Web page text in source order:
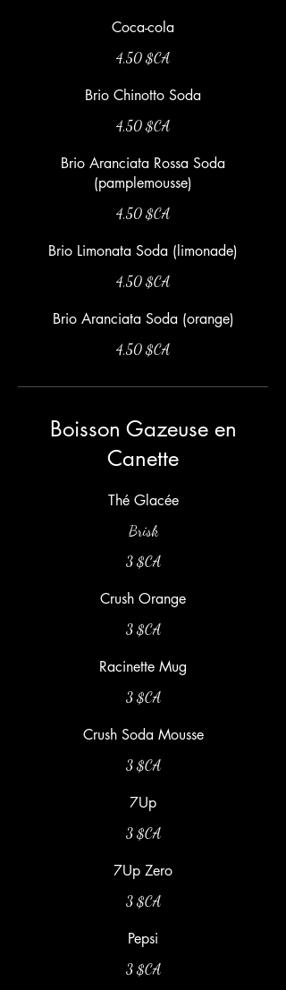
Coca-cola
4,50 $CA
Brio Chinotto Soda
4,50 $CA
Brio Aranciata Rossa Soda
(pamplemousse)
4,50 $CA
Brio Limonata Soda (limonade)
4,50 $CA
Brio Aranciata Soda (orange)
4,50 $CA
Boisson Gazeuse en
Canette
Thé Glacée
Brisk
3 $CA
Crush Orange
3 $CA
Racinette Mug
3 $CA
Crush Soda Mousse
3 $CA
7Up
3 $CA
7Up Zero
3 $CA
Pepsi
3 $CA